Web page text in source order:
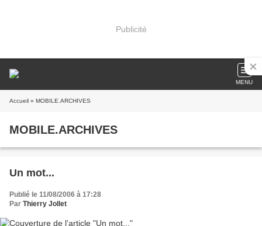
Publicité
MENU
Accueil » MOBILE.ARCHIVES
MOBILE.ARCHIVES
Un mot...
Publié le 11/08/2006 à 17:28
Par Thierry Jollet